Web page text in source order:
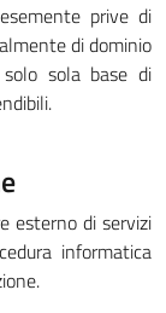
prive di
di dominio
sola base di
esterno di servizi
informatica